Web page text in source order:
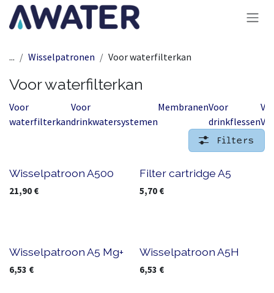
Overslaan naar inhoud
... Wisselpatronen Voor waterfilterkan
Voor waterfilterkan
Voor
waterfilterkan
Voor
drinkwatersystemen
MembranenVoor
drinkflessen
Filters
Wisselpatroon A500
21,90 €
Filter cartridge A5
5,70 €
Wisselpatroon A5 Mg+
6,53 €
Wisselpatroon A5H
6,53 €